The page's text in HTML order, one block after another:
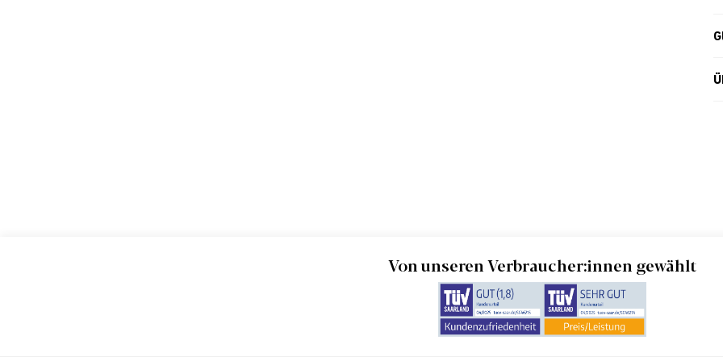
Von unseren Verbraucher:innen gewählt